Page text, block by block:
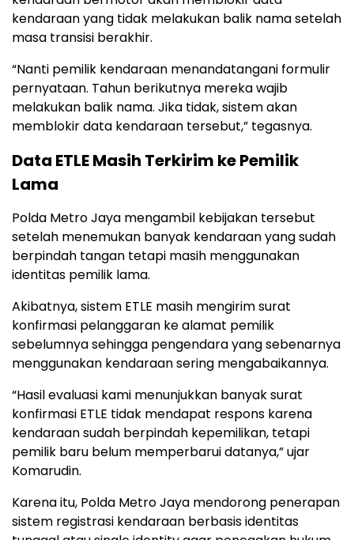
kendaraan yang tidak melakukan balik nama setelah
masa transisi berakhir.
“Nanti pemilik kendaraan menandatangani formulir
pernyataan. Tahun berikutnya mereka wajib
melakukan balik nama. Jika tidak, sistem akan
memblokir data kendaraan tersebut,” tegasnya.
Data ETLE Masih Terkirim ke Pemilik
Lama
Polda Metro Jaya mengambil kebijakan tersebut
setelah menemukan banyak kendaraan yang sudah
berpindah tangan tetapi masih menggunakan
identitas pemilik lama.
Akibatnya, sistem ETLE masih mengirim surat
konfirmasi pelanggaran ke alamat pemilik
sebelumnya sehingga pengendara yang sebenarnya
menggunakan kendaraan sering mengabaikannya.
“Hasil evaluasi kami menunjukkan banyak surat
konfirmasi ETLE tidak mendapat respons karena
kendaraan sudah berpindah kepemilikan, tetapi
pemilik baru belum memperbarui datanya,” ujar
Komarudin.
Karena itu, Polda Metro Jaya mendorong penerapan
sistem registrasi kendaraan berbasis identitas